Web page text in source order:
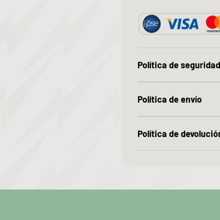
Política de seguridad
Política de envío
Política de